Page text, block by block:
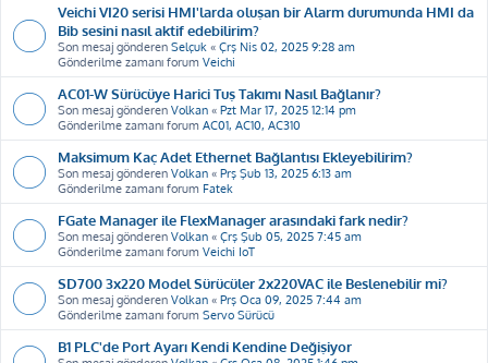
Veichi VI20 serisi HMI'larda oluşan bir Alarm durumunda HMI da
Bib sesini nasıl aktif edebilirim?
Son mesaj gönderen Selçuk « Çrş Nis 02, 2025 9:28 am
Gönderilme zamanı forum Veichi
AC01-W Sürücüye Harici Tuş Takımı Nasıl Bağlanır?
Son mesaj gönderen Volkan « Pzt Mar 17, 2025 12:14 pm
Gönderilme zamanı forum AC01, AC10, AC310
Maksimum Kaç Adet Ethernet Bağlantısı Ekleyebilirim?
Son mesaj gönderen Volkan « Prş Şub 13, 2025 6:13 am
Gönderilme zamanı forum Fatek
FGate Manager ile FlexManager arasındaki fark nedir?
Son mesaj gönderen Volkan « Çrş Şub 05, 2025 7:45 am
Gönderilme zamanı forum Veichi IoT
SD700 3x220 Model Sürücüler 2x220VAC ile Beslenebilir mi?
Son mesaj gönderen Volkan « Prş Oca 09, 2025 7:44 am
Gönderilme zamanı forum Servo Sürücü
B1 PLC'de Port Ayarı Kendi Kendine Değişiyor